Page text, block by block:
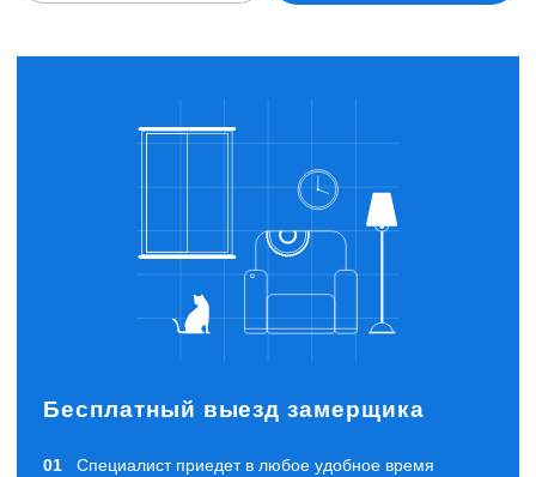
Бесплатный выезд замерщика
Специалист приедет в любое удобное время